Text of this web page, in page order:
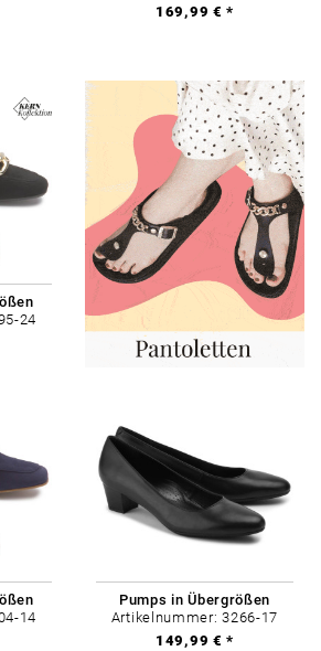
169,99 € *
24
14
Pumps in Übergrößen
Artikelnummer: 3266-17
149,99 € *